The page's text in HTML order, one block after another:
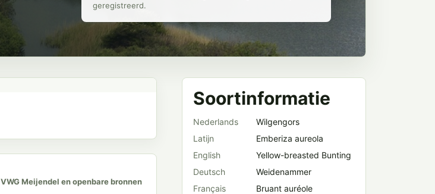
geregistreerd.
VWG Meijendel en openbare bronnen
Soortinformatie
Nederlands
Wilgengors
Latijn
Emberiza aureola
English
Yellow-breasted Bunting
Deutsch
Weidenammer
Français
Bruant auréole